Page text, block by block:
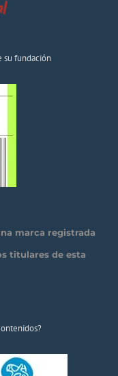
su fundación
marca registrada
titulares de esta